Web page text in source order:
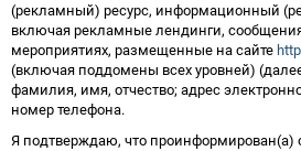
(рекламный) ресурс, информационный
включая рекламные лендинги,
мероприятиях, размещенные на сайте
(включая поддомены всех уровней)
фамилия, имя, отчество; адрес
номер телефона.
Я подтверждаю, что проинформирован(а)